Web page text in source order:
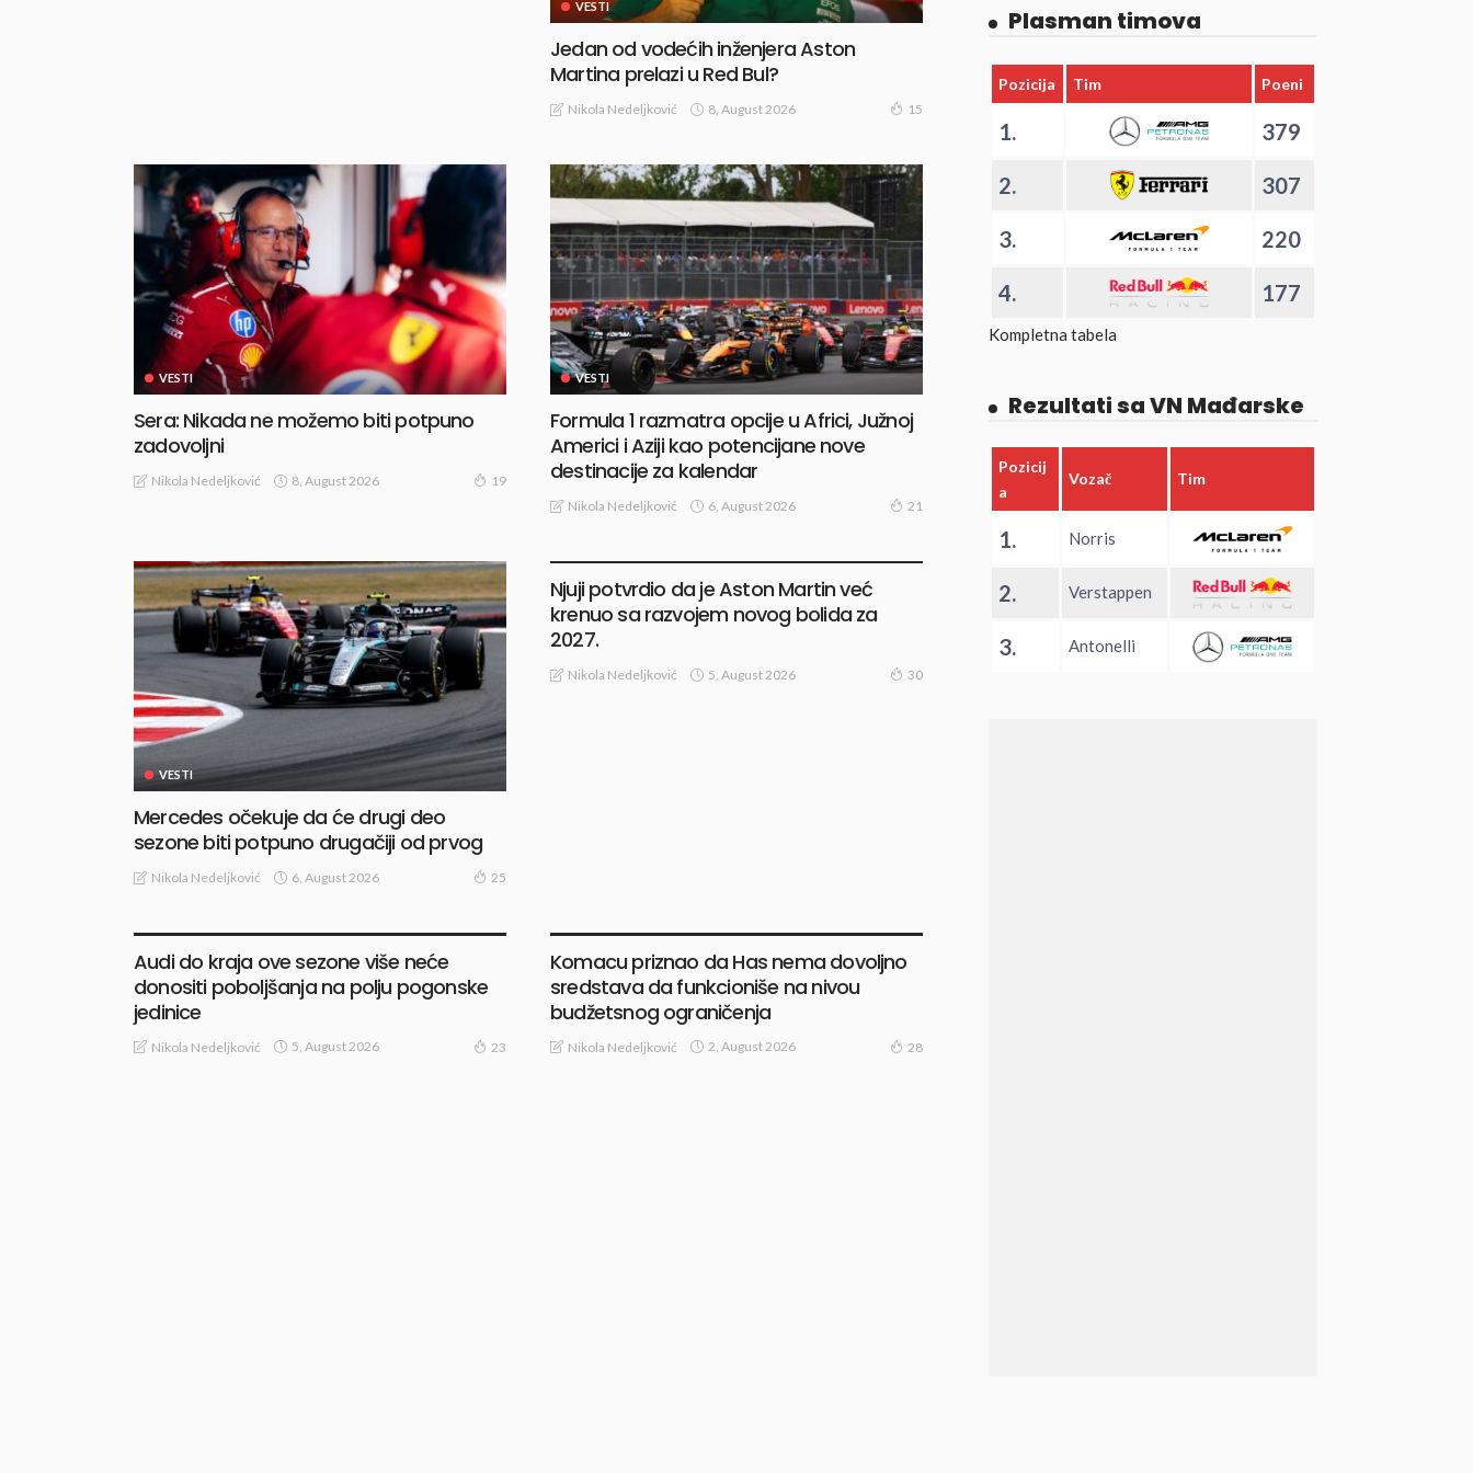
VESTI
Jedan od vodećih inženjera Aston
Martina prelazi u Red Bul?
Nikola Nedeljković 8, August 2026 15
VESTI
Sera: Nikada ne možemo biti potpuno
zadovoljni
Nikola Nedeljković 8, August 2026 19
VESTI
Formula 1 razmatra opcije u Africi, Južnoj
Americi i Aziji kao potencijane nove
destinacije za kalendar
Nikola Nedeljković 6, August 2026 21
VESTI
Mercedes očekuje da će drugi deo
sezone biti potpuno drugačiji od prvog
Nikola Nedeljković 6, August 2026 25
Njuji potvrdio da je Aston Martin već
krenuo sa razvojem novog bolida za
2027.
Nikola Nedeljković 5, August 2026 30
Audi do kraja ove sezone više neće
donositi poboljšanja na polju pogonske
jedinice
Nikola Nedeljković 5, August 2026 23
Komacu priznao da Has nema dovoljno
sredstava da funkcioniše na nivou
budžetsnog ograničenja
Nikola Nedeljković 2, August 2026 28
Plasman timova
Pozicija Tim Poeni
1. 379
2. 307
3. 220
4. 177
Kompletna tabela
Rezultati sa VN Mađarske
Pozicij
a
Vozač Tim
1. Norris
2. Verstappen
3. Antonelli